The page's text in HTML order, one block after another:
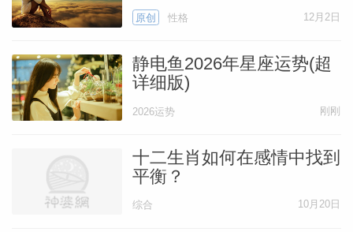
原创 性格 12月2日
静电鱼2026年星座运势(超
详细版)
2026运势 刚刚
十二生肖如何在感情中找到
平衡？
综合 10月20日